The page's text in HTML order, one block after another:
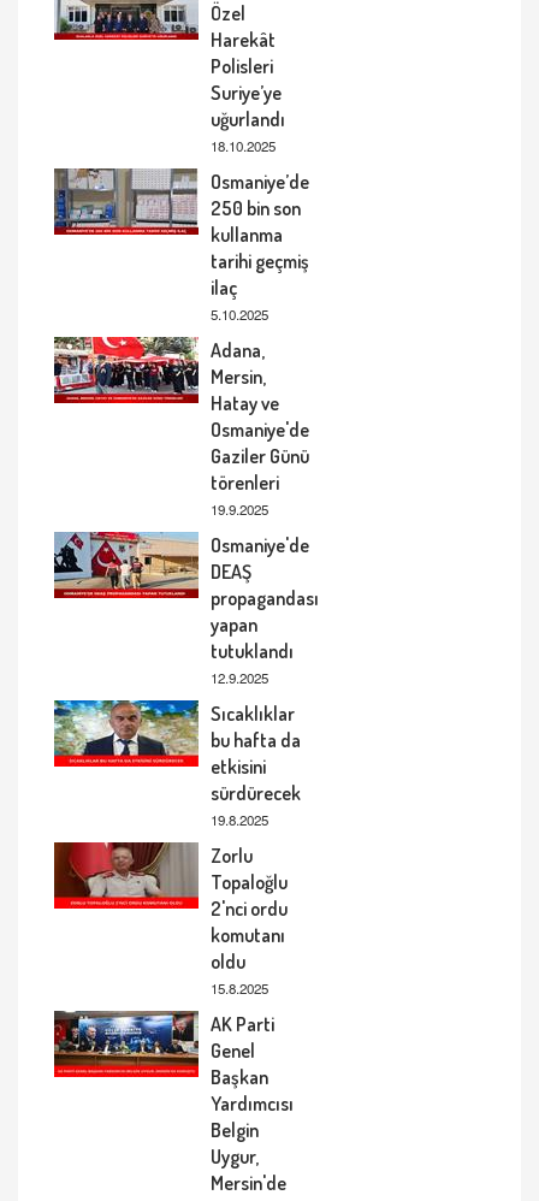
Özel
Harekât
Polisleri
Suriye’ye
uğurlandı
18.10.2025
Osmaniye’de
250 bin son
kullanma
tarihi geçmiş
ilaç
5.10.2025
Adana,
Mersin,
Hatay ve
Osmaniye'de
Gaziler Günü
törenleri
19.9.2025
Osmaniye'de
DEAŞ
propagandası
yapan
tutuklandı
12.9.2025
Sıcaklıklar
bu hafta da
etkisini
sürdürecek
19.8.2025
Zorlu
Topaloğlu
2'nci ordu
komutanı
oldu
15.8.2025
AK Parti
Genel
Başkan
Yardımcısı
Belgin
Uygur,
Mersin'de